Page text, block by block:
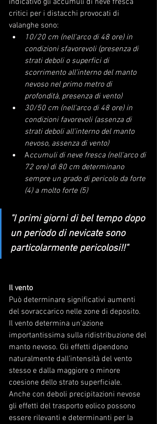
critici per i distacchi provocati di
valanghe sono:
10/20 cm (nell'arco di 48 ore) in
condizioni sfavorevoli (presenza di
strati deboli o superfici di
scorrimento all’interno del manto
nevoso nel primo metro di
profondità, presenza di vento)
30/50 cm (nell'arco di 48 ore) in
condizioni favorevoli (assenza di
strati deboli all’interno del manto
nevoso, assenza di vento)
Accumuli di neve fresca (nell'arco di
72 ore) di 80 cm determinano
sempre un grado di pericolo da forte
(4) a molto forte (5)
"I primi giorni di bel tempo dopo
un periodo di nevicate sono
particolarmente pericolosi!!"
Il vento
Può determinare significativi aumenti
del sovraccarico nelle zone di deposito.
Il vento determina un’azione
importantissima sulla ridistribuzione del
manto nevoso. Gli effetti dipendono
naturalmente dall’intensità del vento
stesso e dalla maggiore o minore
coesione dello strato superficiale.
Anche con deboli precipitazioni nevose
gli effetti del trasporto eolico possono
essere rilevanti e determinanti per la